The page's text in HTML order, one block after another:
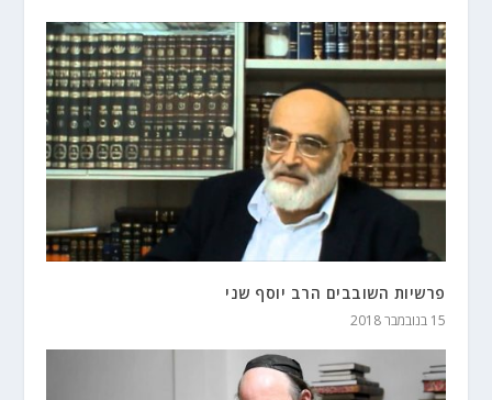
פרשיות השובבים הרב יוסף שני
15 בנובמבר 2018